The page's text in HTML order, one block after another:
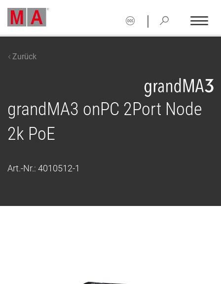
|
Zurück
grandMA3 onPC 2Port Node
2k PoE
Art.-Nr.: 4010512-1